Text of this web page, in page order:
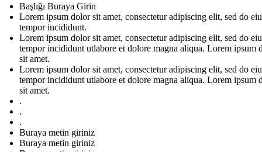
Başlığı Buraya Girin
Lorem ipsum dolor sit amet, consectetur adipiscing elit, sed do
tempor incididunt.
Lorem ipsum dolor sit amet, consectetur adipiscing elit, sed do
tempor incididunt utlabore et dolore magna aliqua. Lorem ipsum
sit amet.
Lorem ipsum dolor sit amet, consectetur adipiscing elit, sed do
tempor incididunt utlabore et dolore magna aliqua. Lorem ipsum
sit amet.
.
.
.
Buraya metin giriniz
Buraya metin giriniz